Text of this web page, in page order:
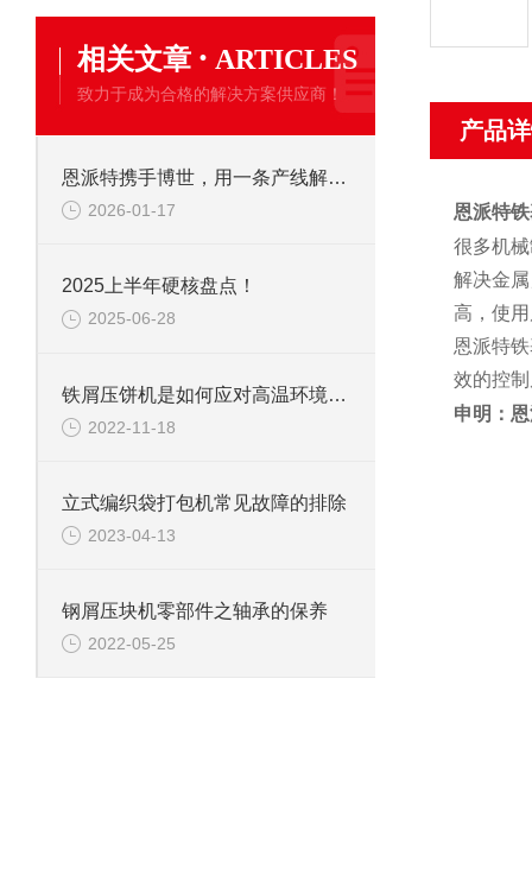
相关文章 · ARTICLES
致力于成为合格的解决方案供应商！
恩派特携手博世，用一条产线解决环保+成本两大难题！
2026-01-17
2025上半年硬核盘点！
2025-06-28
铁屑压饼机是如何应对高温环境的？
2022-11-18
立式编织袋打包机常见故障的排除
2023-04-13
钢屑压块机零部件之轴承的保养
2022-05-25
产品
恩派特
很多机
解决金
高，使
恩派特
效的控
申明：